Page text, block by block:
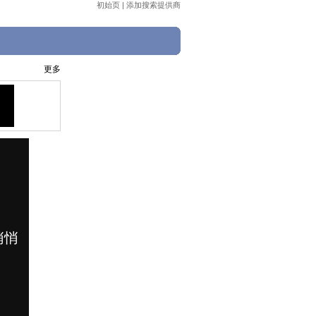
初始页 | 添加搜索提供商
更多